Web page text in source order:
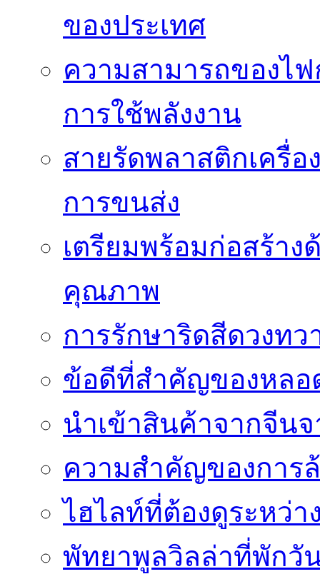
ของประเทศ
ความสามารถของไ
การใช้พลังงาน
สายรัดพลาสติกเครื่
การขนส่ง
เตรียมพร้อมก่อสร้า
คุณภาพ
การรักษาริดสีดวงทว
ข้อดีที่สำคัญของหลอ
นำเข้าสินค้าจากจีน
ความสำคัญของการ
ไฮไลท์ที่ต้องดูระหว่า
พัทยาพูลวิลล่าที่พักวั